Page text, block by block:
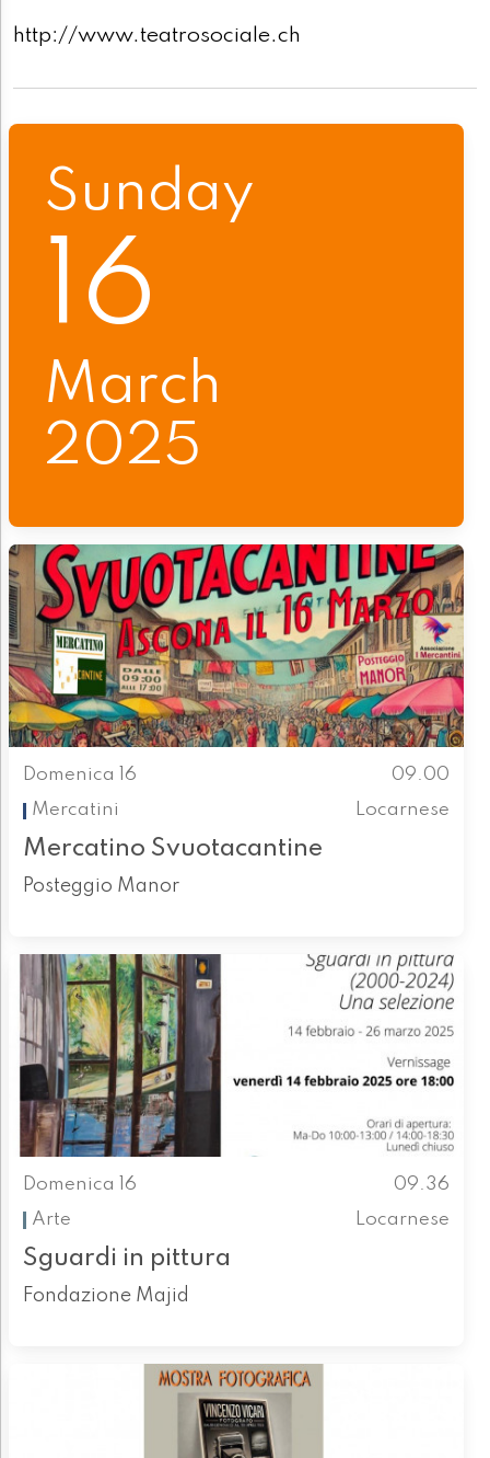
http://www.teatrosociale.ch
Sunday
16
March
2025
Domenica 16
09.00
Mercatini
Locarnese
Mercatino Svuotacantine
Posteggio Manor
Domenica 16
09.36
Arte
Locarnese
Sguardi in pittura
Fondazione Majid